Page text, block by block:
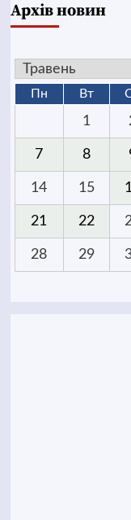
Архів новин
Пн Вт
1
7 8
14 15
21 22
28 29